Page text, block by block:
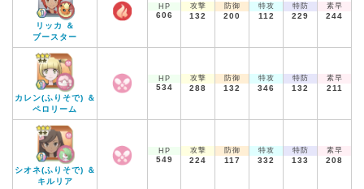
リッカ ＆
ブースター
HP
606
攻撃
132
防御
200
特攻
112
特防
229
素早
244
カレン(ふりそで) ＆
ペロリーム
HP
534
攻撃
288
防御
132
特攻
346
特防
132
素早
211
シオネ(ふりそで) ＆
キルリア
HP
549
攻撃
224
防御
117
特攻
332
特防
133
素早
208